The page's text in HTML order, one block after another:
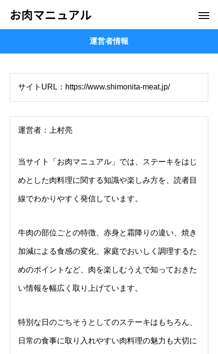
お肉マニュアル
運営者情報
サイトURL：https://www.shimonita-meat.jp/
運営者：上村亮
当サイト「お肉マニュアル」では、ステーキをはじ
めとした肉料理に関する知識や楽しみ方を、読者目
線でわかりやすく発信しています。
牛肉の部位ごとの特徴、赤身と霜降りの違い、焼き
加減による食感の変化、家庭でおいしく調理するた
めのポイントなど、肉を楽しむうえで知っておきた
い情報を幅広く取り上げています。
特別な日のごちそうとしてのステーキはもちろん、
日常の食事に取り入れやすい肉料理の魅力も大切に